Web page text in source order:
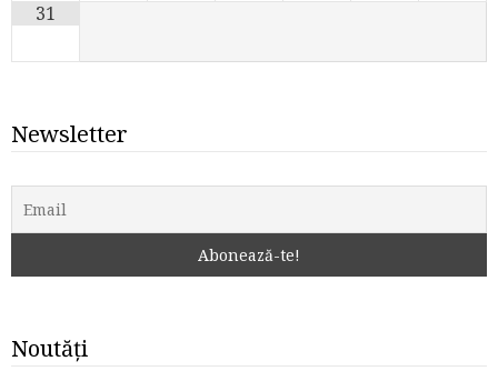
31
Newsletter
Noutăți